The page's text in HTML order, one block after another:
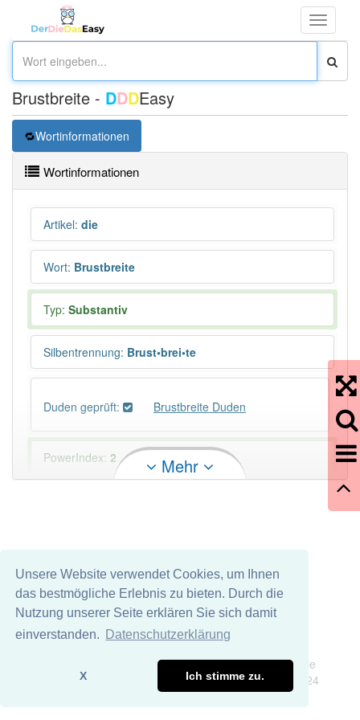
Unsere Website verwendet Cookies, um Ihnen
das bestmögliche Erlebnis zu bieten. Durch die
Nutzung unserer Seite erklären Sie sich damit
einverstanden.
Datenschutzerklärung
X Ich stimme zu.
Toggle
Brustbreite - DDDEasy
Wortinformationen
Wortinformationen
Artikel: die
Wort: Brustbreite
Typ: Substantiv
Silbentrennung: Brust•brei•te
Duden geprüft: Brustbreite Duden
PowerIndex: 2
Wörter mit Endung -brustbreite aber mit einem
anderen Artikeldie: 0
91% unserer Spielapp-Nutzer haben den Artikel
Mehr
Wir übernehmen keine Garantie und keine Haftung für die
Richtigkeit und Vollständigkeit dieser Seite. DDDEasy 2024